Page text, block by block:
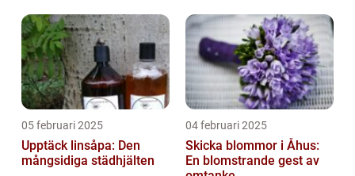
05 februari 2025
Upptäck linsåpa: Den
mångsidiga städhjälten
04 februari 2025
Skicka blommor i Åhus:
En blomstrande gest av